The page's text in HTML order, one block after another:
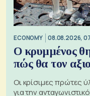
ECONOMY 08.08.2026,
Ο κρυμμένος
πώς θα τον
Οι κρίσιμες πρώτες
για την